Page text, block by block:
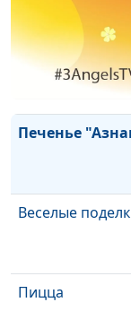
Буррито на
вкус
Палак Кофта
Печенье
Веселые
Пицца